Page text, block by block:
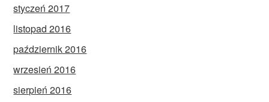
styczeń 2017
listopad 2016
październik 2016
wrzesień 2016
sierpień 2016